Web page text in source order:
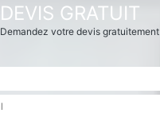
DEVIS GRATUIT
Demandez votre devis gratuitement